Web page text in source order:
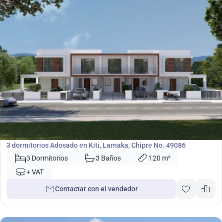
€275 000
Adosado
3 dormitorios Adosado en Kiti, Larnaka, Chipre No. 49086
3 Dormitorios
3 Baños
120 m²
+ VAT
Contactar con el vendedor